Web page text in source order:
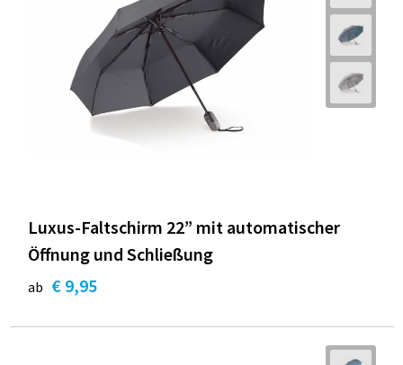
Luxus-Faltschirm 22” mit automatischer
Öffnung und Schließung
ab € 9,95